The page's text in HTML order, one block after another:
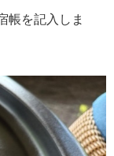
帳を記入しま